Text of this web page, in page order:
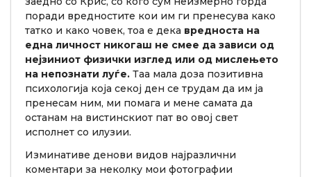
поради вредностите кои им ги пренесува како
татко и како човек, тоа е дека вредноста на
една личност никогаш не смее да зависи од
нејзиниот физички изглед или од мислењето
на непознати луѓе. Таа мала доза позитивна
психологија која секој ден се трудам да им ја
пренесам ним, ми помага и мене самата да
останам на вистинскиот пат во овој свет
исполнет со илузии.
Изминативе денови видов најразлични
коментари за неколку мои фотографии